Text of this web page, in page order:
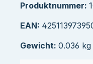
Produktnummer:
EAN:
Gewicht: 0.036 kg